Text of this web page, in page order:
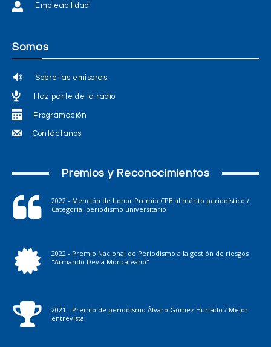
Empleabilidad
Somos
Sobre las emisoras
Haz parte de la radio
Programación
Contáctanos
Premios y Reconocimientos
2022 - Mención de honor Premio CPB al mérito periodístico /
Categoría: periodismo universitario
2022 - Premio Nacional de Periodismo a la gestión de riesgos
"Armando Devia Moncaleano"
2021 - Premio de periodismo Álvaro Gómez Hurtado / Mejor
entrevista